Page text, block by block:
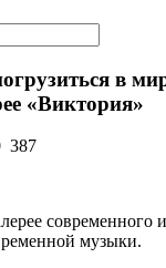
в
«Виктория»
387
современного
музыки.